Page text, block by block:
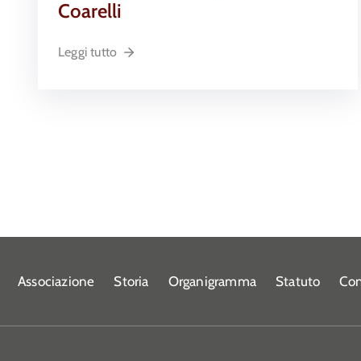
Coarelli
Leggi tutto
Associazione Storia Organigramma Statuto